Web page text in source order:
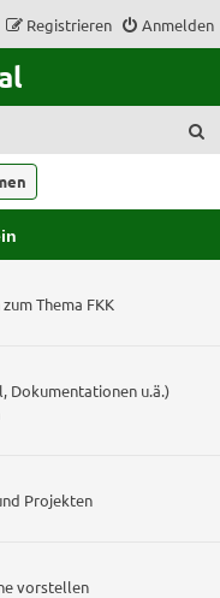
Anmelden
Registrieren
Thema FKK
Dokumentationen u.ä.)
Projekten
vorstellen